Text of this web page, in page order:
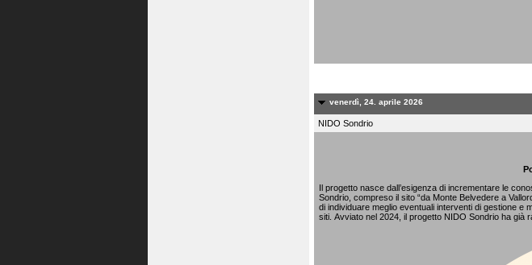
venerdì, 24. aprile 2026
NIDO Sondrio
Il progetto nasce dall’esigenza di incrementare le
Sondrio, compreso il sito “da Monte Belvedere a
di individuare meglio eventuali interventi di gestione e
siti. Avviato nel 2024, il progetto NIDO Sondrio ha già